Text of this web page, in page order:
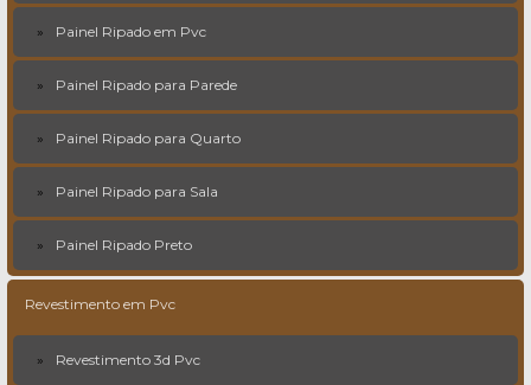
Painel Ripado em Pvc
Painel Ripado para Parede
Painel Ripado para Quarto
Painel Ripado para Sala
Painel Ripado Preto
Revestimento em Pvc
Revestimento 3d Pvc